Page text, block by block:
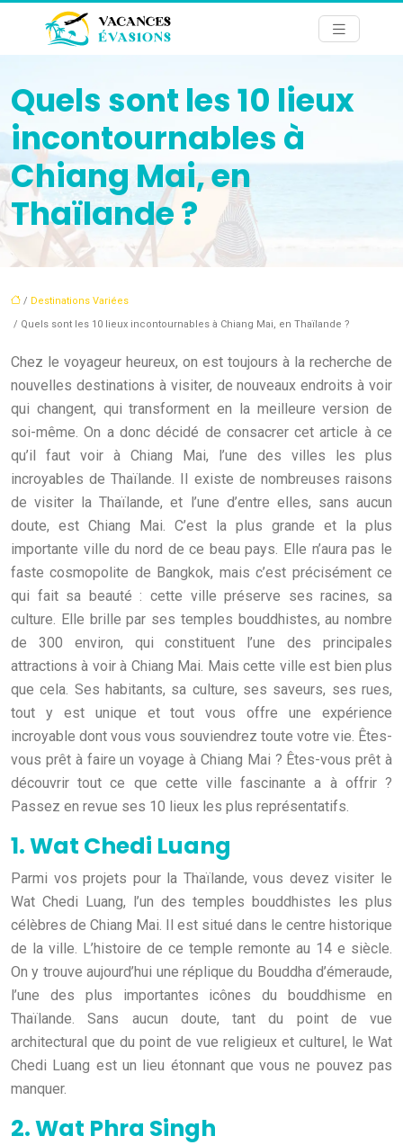
Quels sont les 10 lieux
incontournables à
Chiang Mai, en
Thaïlande ?
/ Destinations Variées
/ Quels sont les 10 lieux incontournables à Chiang Mai, en Thaïlande ?
Chez le voyageur heureux, on est toujours à la recherche de
nouvelles destinations à visiter, de nouveaux endroits à voir
qui changent, qui transforment en la meilleure version de
soi-même. On a donc décidé de consacrer cet article à ce
qu’il faut voir à Chiang Mai, l’une des villes les plus
incroyables de Thaïlande. Il existe de nombreuses raisons
de visiter la Thaïlande, et l’une d’entre elles, sans aucun
doute, est Chiang Mai. C’est la plus grande et la plus
importante ville du nord de ce beau pays. Elle n’aura pas le
faste cosmopolite de Bangkok, mais c’est précisément ce
qui fait sa beauté : cette ville préserve ses racines, sa
culture. Elle brille par ses temples bouddhistes, au nombre
de 300 environ, qui constituent l’une des principales
attractions à voir à Chiang Mai. Mais cette ville est bien plus
que cela. Ses habitants, sa culture, ses saveurs, ses rues,
tout y est unique et tout vous offre une expérience
incroyable dont vous vous souviendrez toute votre vie. Êtes-
vous prêt à faire un voyage à Chiang Mai ? Êtes-vous prêt à
découvrir tout ce que cette ville fascinante a à offrir ?
Passez en revue ses 10 lieux les plus représentatifs.
1. Wat Chedi Luang
Parmi vos projets pour la Thaïlande, vous devez visiter le
Wat Chedi Luang, l’un des temples bouddhistes les plus
célèbres de Chiang Mai. Il est situé dans le centre historique
de la ville. L’histoire de ce temple remonte au 14 e siècle.
On y trouve aujourd’hui une réplique du Bouddha d’émeraude,
l’une des plus importantes icônes du bouddhisme en
Thaïlande. Sans aucun doute, tant du point de vue
architectural que du point de vue religieux et culturel, le Wat
Chedi Luang est un lieu étonnant que vous ne pouvez pas
manquer.
2. Wat Phra Singh